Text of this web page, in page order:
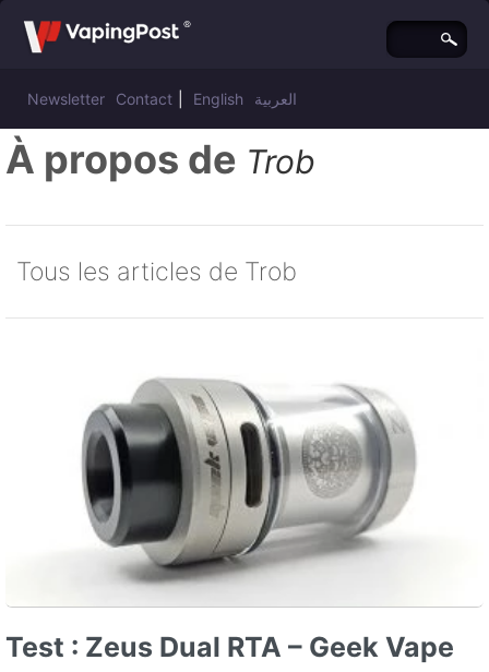
Newsletter Contact English العربية
À propos de Trob
Tous les articles de Trob
Test : Zeus Dual RTA – Geek Vape